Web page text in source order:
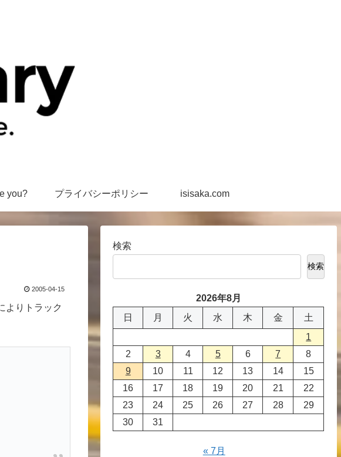
you? プライバシーポリシー isisaka.com
2005-04-15
よりトラック
検索
検索
2026年8月
日
月 火 水 木 金
土
1
2
3 4 5 6 7
8
9
10 11 12 13 14
15
16
17 18 19 20 21
22
23
24 25 26 27 28
29
30
31
« 7月